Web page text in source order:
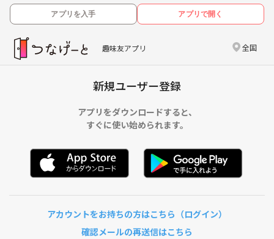
アプリを入手 アプリで開く
趣味友アプリ 全国
新規ユーザー登録
アプリをダウンロードすると、
すぐに使い始められます。
アカウントをお持ちの方はこちら（ログイン）
確認メールの再送信はこちら